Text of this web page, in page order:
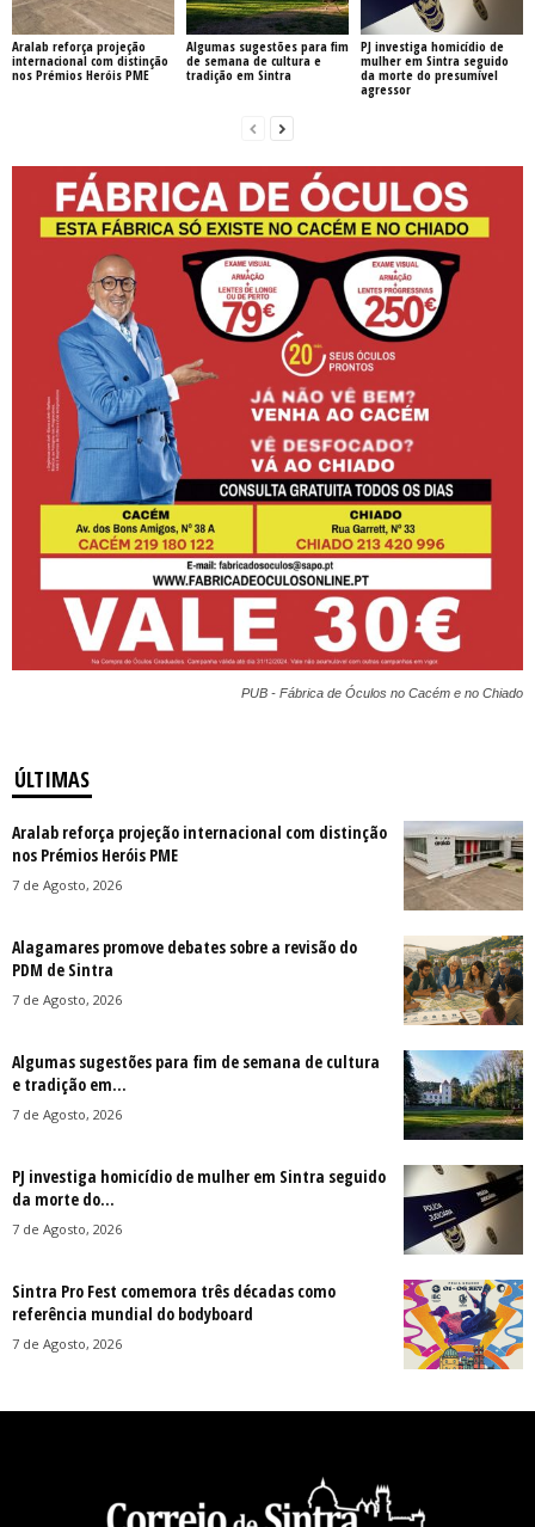
Aralab reforça projeção
internacional com distinção
nos Prémios Heróis PME
Algumas sugestões para fim
de semana de cultura e
tradição em Sintra
PJ investiga homicídio de
mulher em Sintra seguido
da morte do presumível
agressor
PUB - Fábrica de Óculos no Cacém e no Chiado
ÚLTIMAS
Aralab reforça projeção internacional com distinção
nos Prémios Heróis PME
7 de Agosto, 2026
Alagamares promove debates sobre a revisão do
PDM de Sintra
7 de Agosto, 2026
Algumas sugestões para fim de semana de cultura
e tradição em...
7 de Agosto, 2026
PJ investiga homicídio de mulher em Sintra seguido
da morte do...
7 de Agosto, 2026
Sintra Pro Fest comemora três décadas como
referência mundial do bodyboard
7 de Agosto, 2026